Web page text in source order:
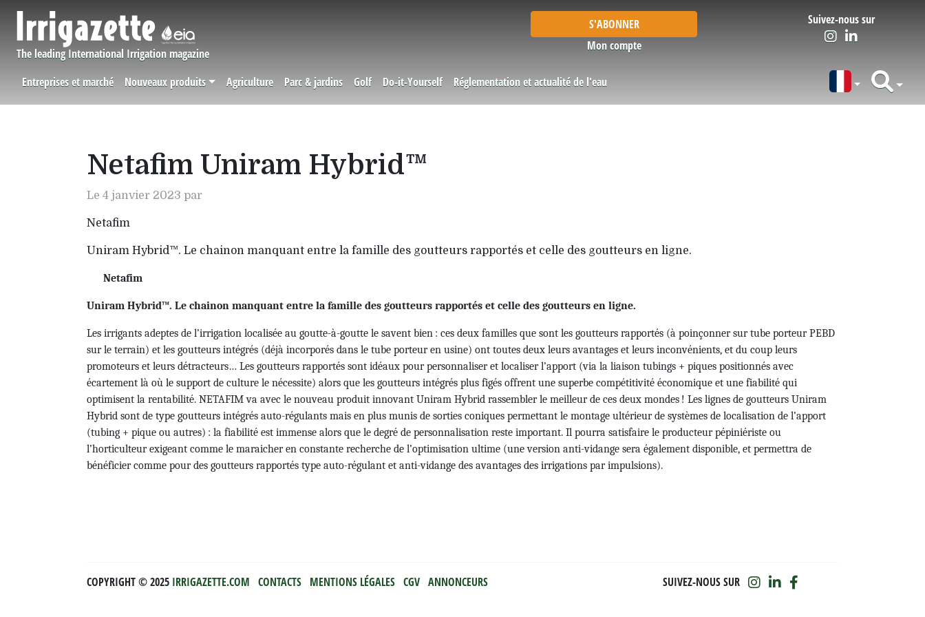
The leading International Irrigation magazine
S'ABONNER
Mon compte
Suivez-nous sur
Navigation principale
Entreprises et marché Nouveaux produits Agriculture Parc & jardins Golf Do-it-Yourself Réglementation et actualité de l'eau
Netafim Uniram Hybrid™
Le 4 janvier 2023 par
Netafim
Uniram Hybrid™. Le chainon manquant entre la famille des goutteurs rapportés et celle des goutteurs en ligne.
Netafim
Uniram Hybrid™. Le chainon manquant entre la famille des goutteurs rapportés et celle des goutteurs en ligne.
Les irrigants adeptes de l’irrigation localisée au goutte-à-goutte le savent bien : ces deux familles que sont les goutteurs rapportés (à poinçonner sur tube porteur PEBD
sur le terrain) et les goutteurs intégrés (déjà incorporés dans le tube porteur en usine) ont toutes deux leurs avantages et leurs inconvénients, et du coup leurs
promoteurs et leurs détracteurs… Les goutteurs rapportés sont idéaux pour personnaliser et localiser l’apport (via la liaison tubings + piques positionnés avec
écartement là où le support de culture le nécessite) alors que les goutteurs intégrés plus figés offrent une superbe compétitivité économique et une fiabilité qui
optimisent la rentabilité. NETAFIM va avec le nouveau produit innovant Uniram Hybrid rassembler le meilleur de ces deux mondes ! Les lignes de goutteurs Uniram
Hybrid sont de type goutteurs intégrés auto-régulants mais en plus munis de sorties coniques permettant le montage ultérieur de systèmes de localisation de l’apport
(tubing + pique ou autres) : la fiabilité est immense alors que le degré de personnalisation reste important. Il pourra satisfaire le producteur pépiniériste ou
l’horticulteur exigeant comme le maraicher en constante recherche de l’optimisation ultime (une version anti-vidange sera également disponible, et permettra de
bénéficier comme pour des goutteurs rapportés type auto-régulant et anti-vidange des avantages des irrigations par impulsions).
COPYRIGHT ©️ 2025 IRRIGAZETTE.COM CONTACTS MENTIONS LÉGALES CGV ANNONCEURS SUIVEZ-NOUS SUR